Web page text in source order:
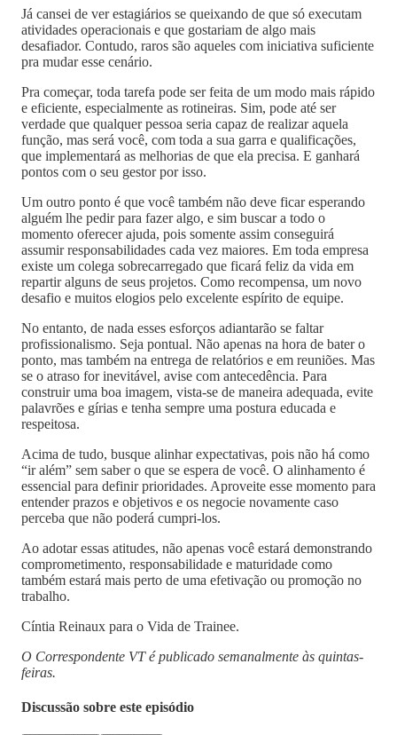
Já cansei de ver estagiários se queixando de que só executam
atividades operacionais e que gostariam de algo mais
desafiador. Contudo, raros são aqueles com iniciativa suficiente
pra mudar esse cenário.
Pra começar, toda tarefa pode ser feita de um modo mais rápido
e eficiente, especialmente as rotineiras. Sim, pode até ser
verdade que qualquer pessoa seria capaz de realizar aquela
função, mas será você, com toda a sua garra e qualificações,
que implementará as melhorias de que ela precisa. E ganhará
pontos com o seu gestor por isso.
Um outro ponto é que você também não deve ficar esperando
alguém lhe pedir para fazer algo, e sim buscar a todo o
momento oferecer ajuda, pois somente assim conseguirá
assumir responsabilidades cada vez maiores. Em toda empresa
existe um colega sobrecarregado que ficará feliz da vida em
repartir alguns de seus projetos. Como recompensa, um novo
desafio e muitos elogios pelo excelente espírito de equipe.
No entanto, de nada esses esforços adiantarão se faltar
profissionalismo. Seja pontual. Não apenas na hora de bater o
ponto, mas também na entrega de relatórios e em reuniões. Mas
se o atraso for inevitável, avise com antecedência. Para
construir uma boa imagem, vista-se de maneira adequada, evite
palavrões e gírias e tenha sempre uma postura educada e
respeitosa.
Acima de tudo, busque alinhar expectativas, pois não há como
“ir além” sem saber o que se espera de você. O alinhamento é
essencial para definir prioridades. Aproveite esse momento para
entender prazos e objetivos e os negocie novamente caso
perceba que não poderá cumpri-los.
Ao adotar essas atitudes, não apenas você estará demonstrando
comprometimento, responsabilidade e maturidade como
também estará mais perto de uma efetivação ou promoção no
trabalho.
Cíntia Reinaux para o Vida de Trainee.
O Correspondente VT é publicado semanalmente às quintas-
feiras.
Discussão sobre este episódio